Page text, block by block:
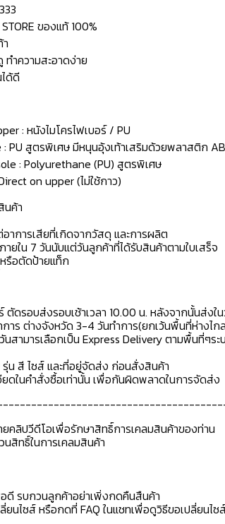
ของแท้ 100%
ทำความสะอาดง่าย
ด้ดี
: หนังไมโครไฟเบอร์ / PU
PU สูตรพิเศษ มีหนุนอุ้งเท้าเสริมด้วยพลาสติก
: Polyurethane (PU) สูตรพิเศษ
on upper (ไม่ใช้กาว)
นค้า
าการเสียที่เกิดจากวัสดุ และการผลิต
ยใน 7 วันนับแต่วันลูกค้าที่ได้รับสินค้าตามใบเสร็จ
รือตัดป้ายแท็ก
ดรอบส่งรอบเช้าเวลา 10.00 น. หลังจากนั้นส่งใ
ร ต่างจังหวัด 3-4 วันทำการ(ยกเว้นพื้นที่ห่างไก
สามารเลือกเป็น Express Delivery ตามพื้นที่ๆร
น สี ไซส์ และที่อยู่จัดส่ง ก่อนสั่งสินค้า
ดในคำสั่งซื้อเท่านั้น เพื่อกันผิดพลาดในการจัดส่ง
ลิปวีดีโอเพื่อรักษาสิทธิ์การเคลมสินค้าของท่าน
สิทธิ์ในการเคลมสินค้า
ดี รบกวนลูกค้าอย่าเพิ่งกดคืนสืนค้า
นไซส์ หรือกดที่ FAQ ในแชทเพื่อดูวิธีขอเปลี่ยนไซ